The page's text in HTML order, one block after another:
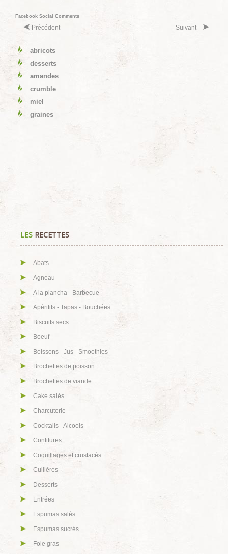
Facebook Social Comments
Précédent Suivant
abricots
desserts
amandes
crumble
miel
graines
LES RECETTES
Abats
Agneau
A la plancha - Barbecue
Apéritifs - Tapas - Bouchées
Biscuits secs
Boeuf
Boissons - Jus - Smoothies
Brochettes de poisson
Brochettes de viande
Cake salés
Charcuterie
Cocktails - Alcools
Confitures
Coquillages et crustacés
Cuillères
Desserts
Entrées
Espumas salés
Espumas sucrés
Foie gras